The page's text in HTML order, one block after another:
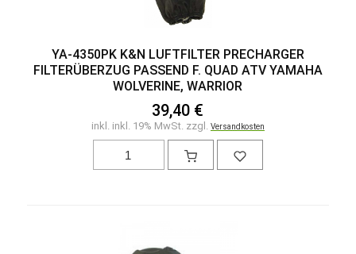
YA-4350PK K&N LUFTFILTER PRECHARGER
FILTERÜBERZUG PASSEND F. QUAD ATV YAMAHA
WOLVERINE, WARRIOR
39,40 €
inkl. inkl. 19% MwSt. zzgl. Versandkosten